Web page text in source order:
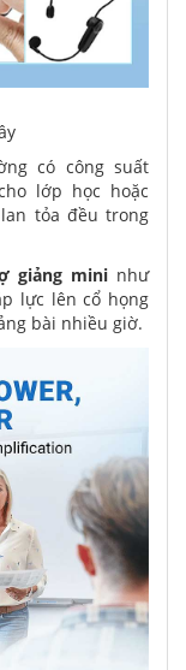
có công suất
lớp học hoặc
tỏa đều trong
giảng mini như
lực lên cổ họng
bài nhiều giờ.